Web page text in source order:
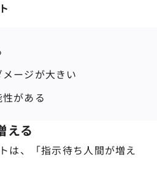
ージが大きい
がある
える
は、「指示待ち人間が増え